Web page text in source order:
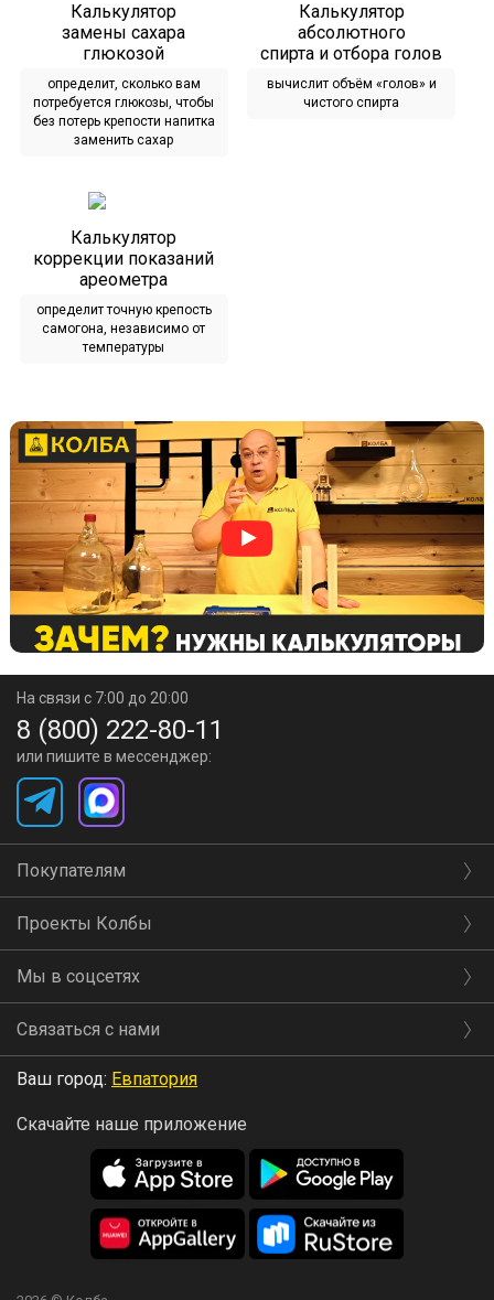
Калькулятор
замены сахара
глюкозой
определит, сколько вам
потребуется глюкозы, чтобы
без потерь крепости напитка
заменить сахар
Калькулятор
абсолютного
спирта и отбора голов
вычислит объём «голов» и
чистого спирта
Калькулятор
коррекции показаний
ареометра
определит точную крепость
самогона, независимо от
температуры
На связи с 7:00 до 20:00
8 (800) 222-80-11
или пишите в мессенджер:
Покупателям
Проекты Колбы
Мы в соцсетях
Связаться с нами
Ваш город: Евпатория
Скачайте наше приложение